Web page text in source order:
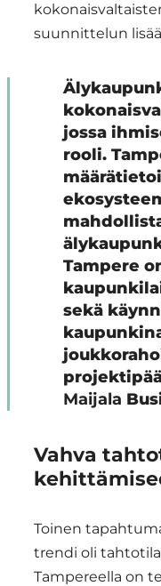
suunnittelun
jossa
rooli.
Tampere
sekä
Maijala
Vahva
Toinen
trendi oli
Tampereella on